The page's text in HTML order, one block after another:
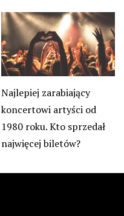
Najlepiej zarabiający
koncertowi artyści od
1980 roku. Kto sprzedał
najwięcej biletów?